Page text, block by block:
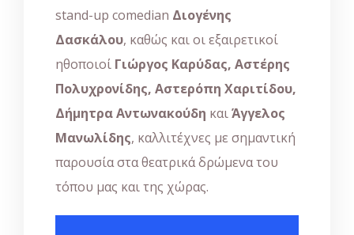
stand-up comedian Διογένης
Δασκάλου, καθώς και οι εξαιρετικοί
ηθοποιοί Γιώργος Καρύδας, Αστέρης
Πολυχρονίδης, Αστερόπη Χαριτίδου,
Δήμητρα Αντωνακούδη καιΆγγελος
Μανωλίδης, καλλιτέχνες με σημαντική
παρουσία στα θεατρικά δρώμενα του
τόπου μας και της χώρας.